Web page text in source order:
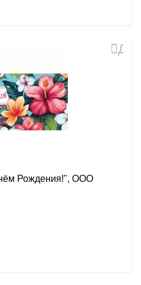
Рождения!", ООО